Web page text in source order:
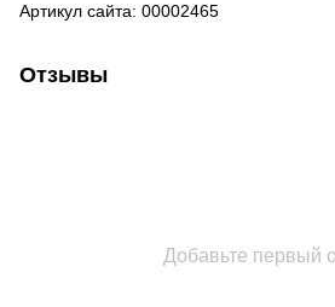
Артикул сайта: 00002465
Отзывы
Добавьте первый